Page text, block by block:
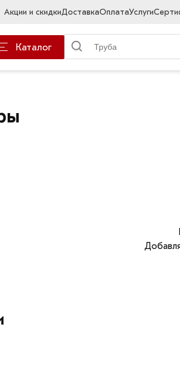
Акции и скидкиДоставкаОплатаУслуги
Каталог